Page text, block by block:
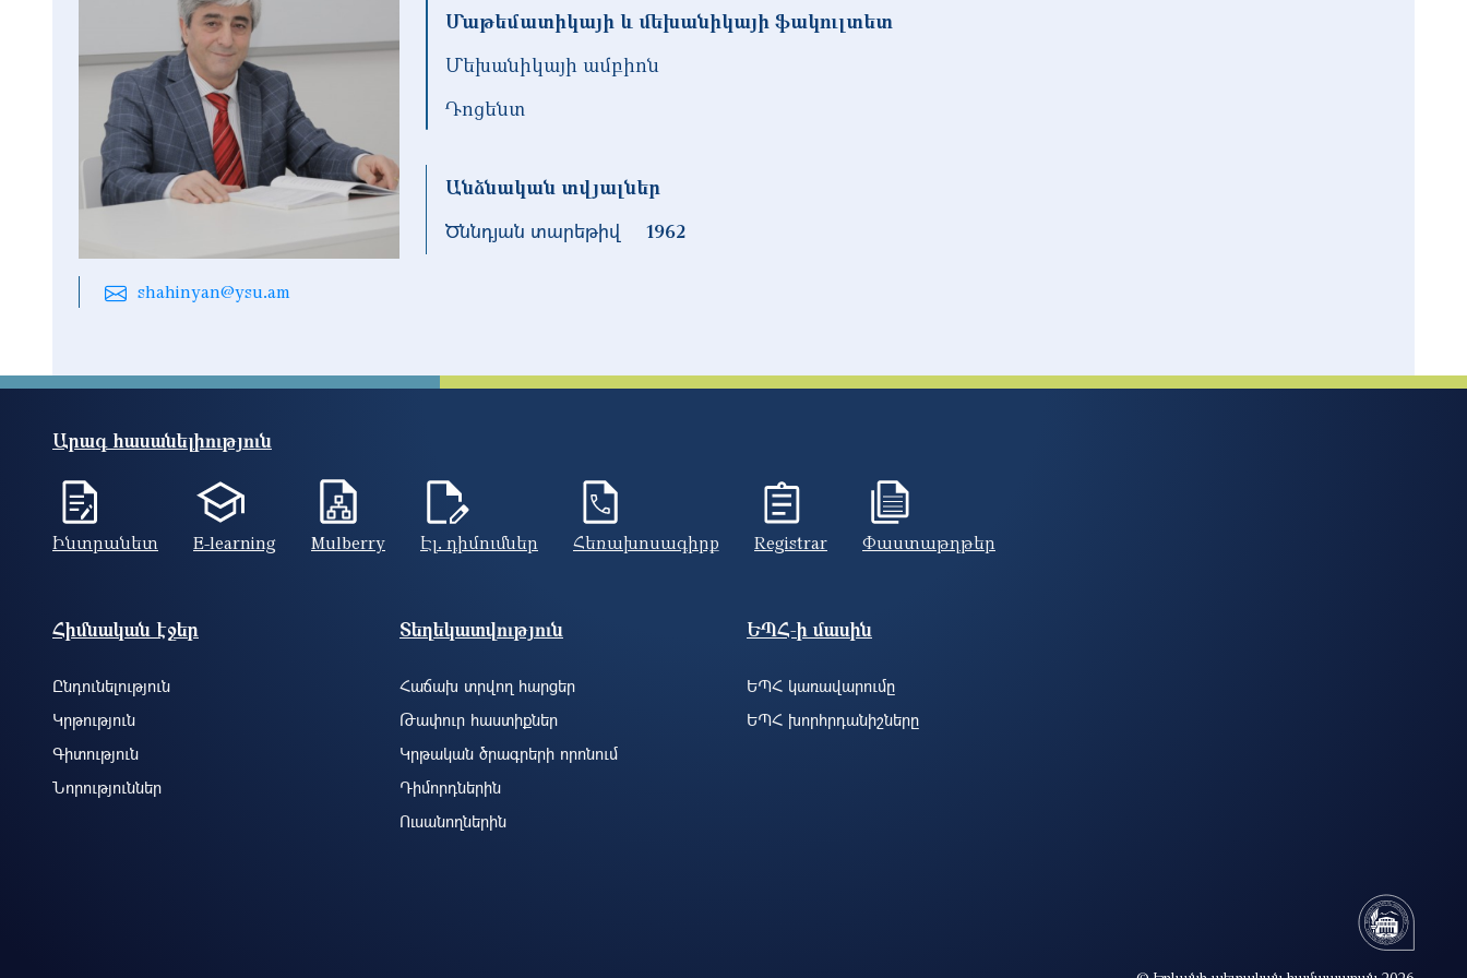
shahinyan@ysu.am
Մաթեմատիկայի և մեխանիկայի ֆակուլտետ
Մեխանիկայի ամբիոն
Դոցենտ
Անձնական տվյալներ
Ծննդյան տարեթիվ
1962
Արագ հասանելիություն
Ինտրանետ E-learning Mulberry Էլ. դիմումներ Հեռախոսագիրք Registrar Փաստաթղթեր
Footer site information
Հիմնական էջեր
Ընդունելություն
Կրթություն
Գիտություն
Նորություններ
Տեղեկատվություն
Հաճախ տրվող հարցեր
Թափուր հաստիքներ
Կրթական ծրագրերի որոնում
Դիմորդներին
Ուսանողներին
ԵՊՀ-ի մասին
ԵՊՀ կառավարումը
ԵՊՀ խորհրդանիշները